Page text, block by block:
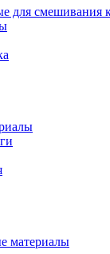
для смешивания
материалы